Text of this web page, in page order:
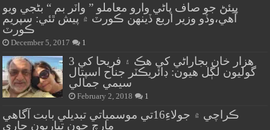
پيئڻ جو صاف پاڻي وارو معاملو ” واٽر بم “ بڻجي ويو
آهي،وڏو وزير اربع ڏينهن ڪورٽ ۾ پيش ٿئي: سپريم
ڪورٽ
December 5, 2017 1
هزار خان بجاراڻي کي هڪ ۽ فريحا کي 3
گوليون لڳل هيون: ڊائريڪٽر جناح اسپتال
سيمي جمالي
February 2, 2018 1
ڪراچي ۾ جولاءِ16تي موسمياتي تبديلي بابت آگاهي
مارچ جون تياريون جاري